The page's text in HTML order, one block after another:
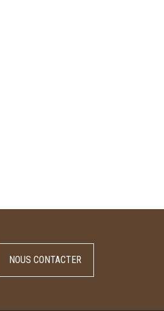
NOUS CONTACTER